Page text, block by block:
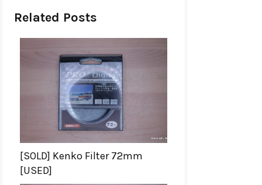
Related Posts
[SOLD] Kenko Filter 72mm
[USED]